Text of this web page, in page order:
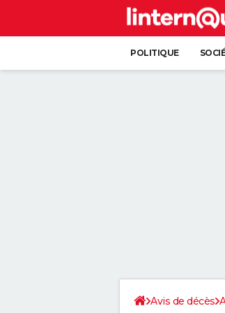
POLITIQUE
Avis de décès